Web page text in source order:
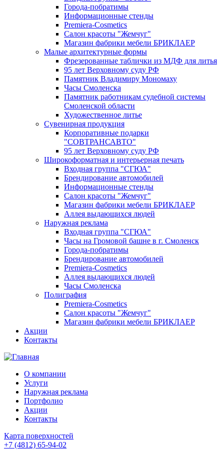
Города-побратимы
Информационные стенды
Premiera-Cosmetics
Салон красоты "Жемчуг"
Магазин фабрики мебели БРИКЛАЕР
Малые архитектурные формы
Фрезерованные таблички из МДФ для литья
95 лет Верховному суду РФ
Памятник Владимиру Мономаху
Часы Смоленска
Памятник работникам судебной системы
Смоленской области
Художественное литье
Сувенирная продукция
Корпоративные подарки
"СОВТРАНСАВТО"
95 лет Верховному суду РФ
Широкоформатная и интерьерная печать
Входная группа "СГЮА"
Брендирование автомобилей
Информационные стенды
Салон красоты "Жемчуг"
Магазин фабрики мебели БРИКЛАЕР
Аллея выдающихся людей
Наружная реклама
Входная группа "СГЮА"
Часы на Громовой башне в г. Смоленск
Города-побратимы
Брендирование автомобилей
Premiera-Cosmetics
Аллея выдающихся людей
Часы Смоленска
Полиграфия
Premiera-Cosmetics
Салон красоты "Жемчуг"
Магазин фабрики мебели БРИКЛАЕР
Акции
Контакты
О компании
Услуги
Наружная реклама
Портфолио
Акции
Контакты
Карта поверхностей
+7 (4812) 65-94-02